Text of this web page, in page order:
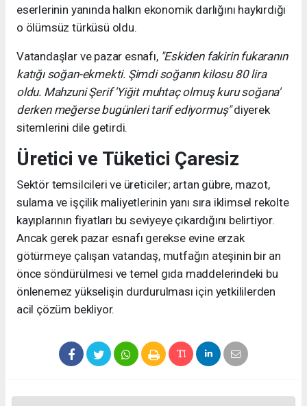
eserlerinin yanında halkın ekonomik darlığını haykırdığı
o ölümsüz türküsü oldu.
Vatandaşlar ve pazar esnafı, "Eskiden fakirin fukaranın
katığı soğan-ekmekti. Şimdi soğanın kilosu 80 lira
oldu. Mahzuni Şerif 'Yiğit muhtaç olmuş kuru soğana'
derken meğerse bugünleri tarif ediyormuş"diyerek
sitemlerini dile getirdi.
Üretici ve Tüketici Çaresiz
Sektör temsilcileri ve üreticiler; artan gübre, mazot,
sulama ve işçilik maliyetlerinin yanı sıra iklimsel rekolte
kayıplarının fiyatları bu seviyeye çıkardığını belirtiyor.
Ancak gerek pazar esnafı gerekse evine erzak
götürmeye çalışan vatandaş, mutfağın ateşinin bir an
önce söndürülmesi ve temel gıda maddelerindeki bu
önlenemez yükselişin durdurulması için yetkililerden
acil çözüm bekliyor.